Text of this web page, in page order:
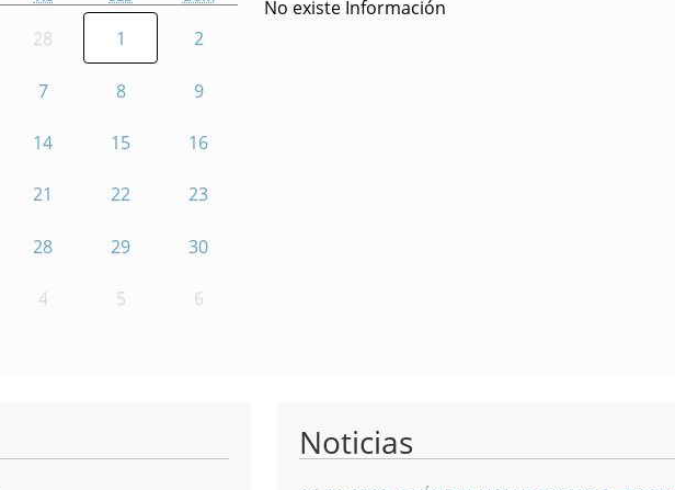
28 1 2
7 8 9
14 15 16
21 22 23
28 29 30
4 5 6
No existe Información
Noticias